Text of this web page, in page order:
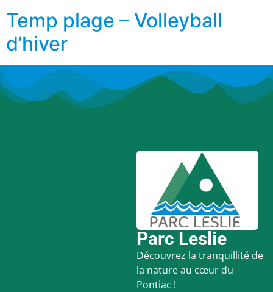
Temp plage – Volleyball
d’hiver
Parc Leslie
Découvrez la tranquillité de
la nature au cœur du
Pontiac !